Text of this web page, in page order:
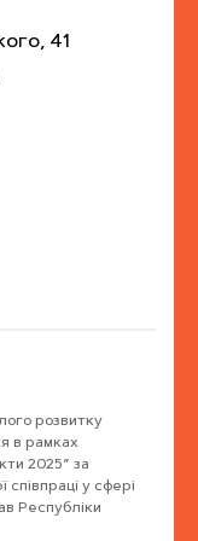
41
розвитку
в рамках
2025” за
співпраці у сфері
Республіки